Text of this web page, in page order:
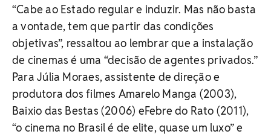
“Cabe ao Estado regular e induzir. Mas não basta
a vontade, tem que partir das condições
objetivas”, ressaltou ao lembrar que a instalação
de cinemas é uma “decisão de agentes privados.”
Para Júlia Moraes, assistente de direção e
produtora dos filmes Amarelo Manga (2003),
Baixio das Bestas (2006) eFebre do Rato (2011),
“o cinema no Brasil é de elite, quase um luxo” e